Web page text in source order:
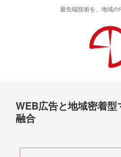
最先端技術を、地域の
WEB広告と地域密着
融合